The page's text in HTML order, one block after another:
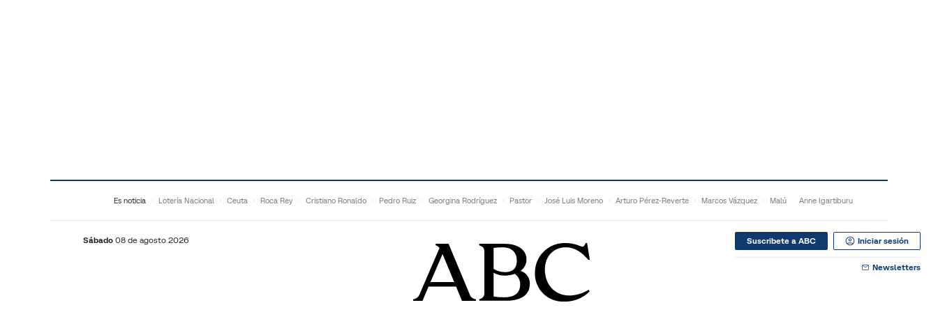
Es noticia Lotería Nacional Ceuta Roca Rey Cristiano Ronaldo Pedro Ruiz Georgina Rodríguez Pastor José Luis Moreno Arturo Pérez-Reverte Marcos Vázquez Malú Anne Igartiburu
Sábado 08 de agosto 2026 Suscribete a ABC Iniciar sesión
Newsletters